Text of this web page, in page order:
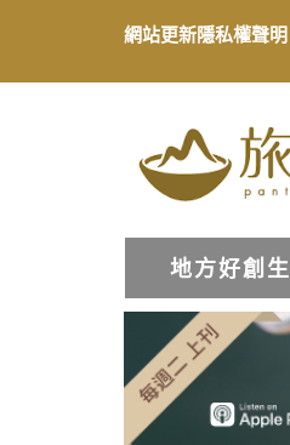
地方好創生
網站更新隱私權聲明